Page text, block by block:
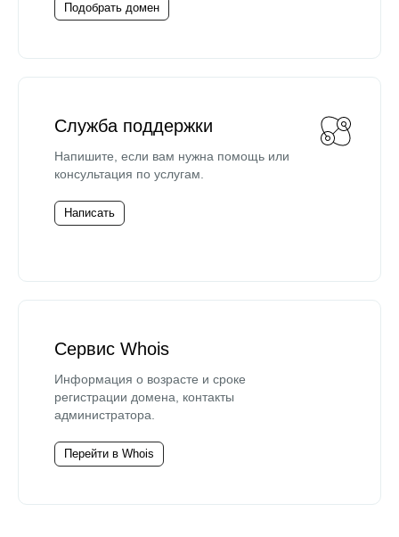
Подобрать домен
Служба поддержки
Напишите, если вам нужна помощь или
консультация по услугам.
Написать
Сервис Whois
Информация о возрасте и сроке
регистрации домена, контакты
администратора.
Перейти в Whois